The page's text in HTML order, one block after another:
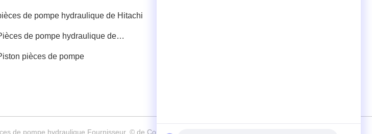
de pompe hydraulique de Hitachi
de pompe hydraulique de
pièces de pompe
de pompe hydraulique Fournisseur. © de Copyright 2019-2026 HongLi Hydraulic Pump Co.,LtD . Tous